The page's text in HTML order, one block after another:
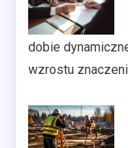
dobie
wzrostu